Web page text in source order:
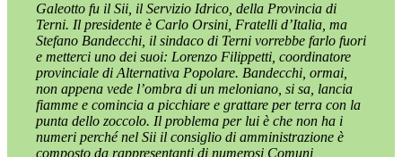
Galeotto fu il Sii, il Servizio Idrico, della Provincia di
Terni. Il presidente è Carlo Orsini, Fratelli d’Italia, ma
Stefano Bandecchi, il sindaco di Terni vorrebbe farlo fuori
e metterci uno dei suoi: Lorenzo Filippetti, coordinatore
provinciale di Alternativa Popolare. Bandecchi, ormai,
non appena vede l’ombra di un meloniano, si sa, lancia
fiamme e comincia a picchiare e grattare per terra con la
punta dello zoccolo. Il problema per lui è che non ha i
numeri perché nel Sii il consiglio di amministrazione è
composto da rappresentanti di numerosi Comuni,